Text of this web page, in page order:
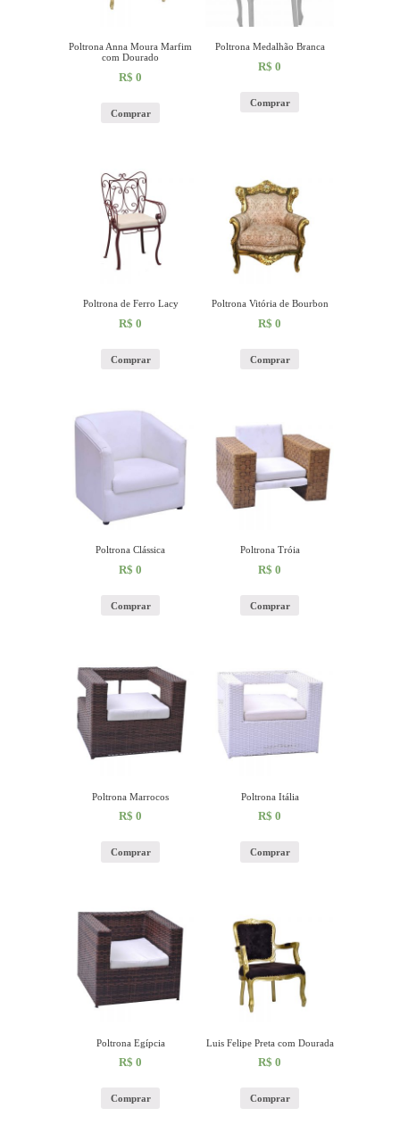
Poltrona Anna Moura Marfim
com Dourado
R$ 0
Comprar
Poltrona Medalhão Branca
R$ 0
Comprar
Poltrona de Ferro Lacy
R$ 0
Comprar
Poltrona Vitória de Bourbon
R$ 0
Comprar
Poltrona Clássica
R$ 0
Comprar
Poltrona Tróia
R$ 0
Comprar
Poltrona Marrocos
R$ 0
Comprar
Poltrona Itália
R$ 0
Comprar
Poltrona Egípcia
R$ 0
Comprar
Luis Felipe Preta com Dourada
R$ 0
Comprar